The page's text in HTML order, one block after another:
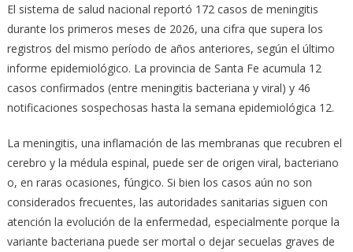
El sistema de salud nacional reportó 172 casos de meningitis
durante los primeros meses de 2026, una cifra que supera los
registros del mismo período de años anteriores, según el último
informe epidemiológico. La provincia de Santa Fe acumula 12
casos confirmados (entre meningitis bacteriana y viral) y 46
notificaciones sospechosas hasta la semana epidemiológica 12.
La meningitis, una inflamación de las membranas que recubren el
cerebro y la médula espinal, puede ser de origen viral, bacteriano
o, en raras ocasiones, fúngico. Si bien los casos aún no son
considerados frecuentes, las autoridades sanitarias siguen con
atención la evolución de la enfermedad, especialmente porque la
variante bacteriana puede ser mortal o dejar secuelas graves de